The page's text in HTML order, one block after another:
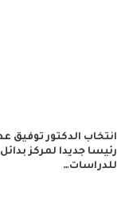
انتخاب الدكتور توفيق
رئيسا جديدا لمركز بدائل
للدراسات…